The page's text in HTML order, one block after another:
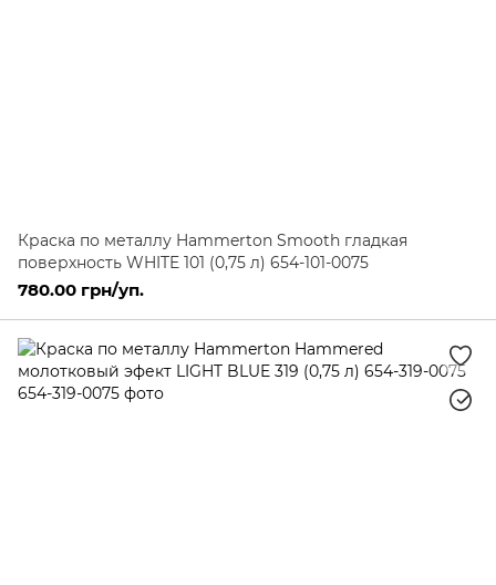
Краска по металлу Hammerton Smooth гладкая
поверхность WHITE 101 (0,75 л) 654-101-0075
780.00 грн/уп.